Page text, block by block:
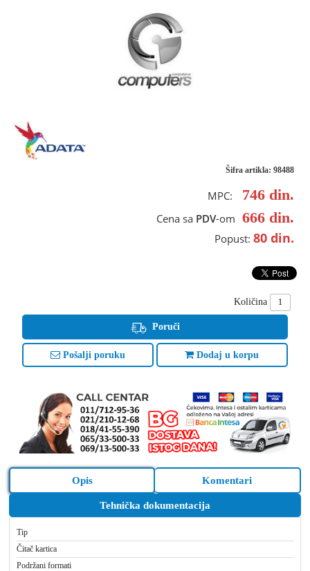
Šifra artikla: 98488
MPC: 746 din.
Cena sa PDV-om 666 din.
Popust: 80 din.
Količina
Poruči
Pošalji poruku Dodaj u korpu
Opis
Tehnička dokumentacija
Komentari
Tip
Čitač kartica
Podržani formati